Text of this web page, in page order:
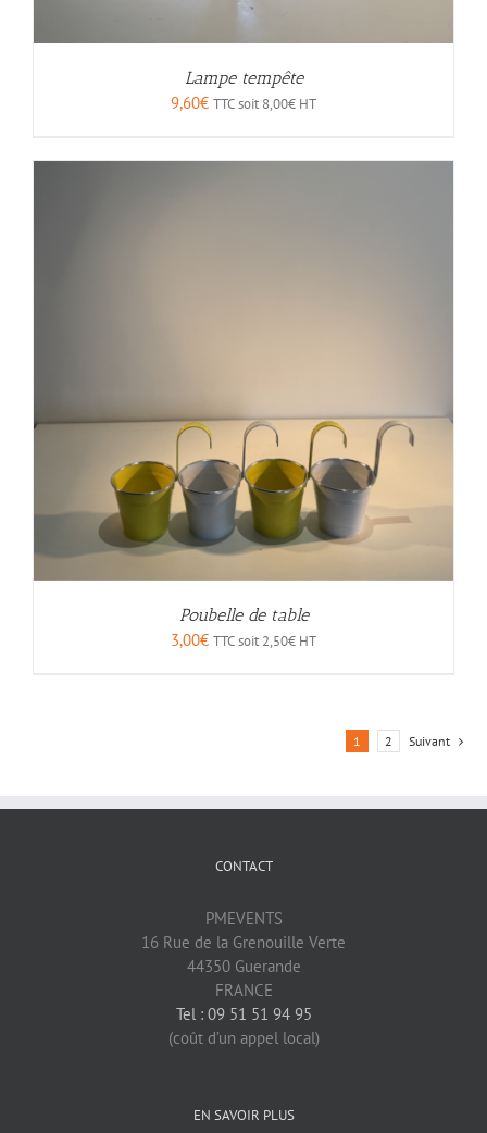
Lampe tempête
9,60€ TTC soit 8,00€ HT
Poubelle de table
3,00€ TTC soit 2,50€ HT
1 2 Suivant
CONTACT
PMEVENTS
16 Rue de la Grenouille Verte
44350 Guerande
FRANCE
Tel : 09 51 51 94 95
(coût d’un appel local)
EN SAVOIR PLUS